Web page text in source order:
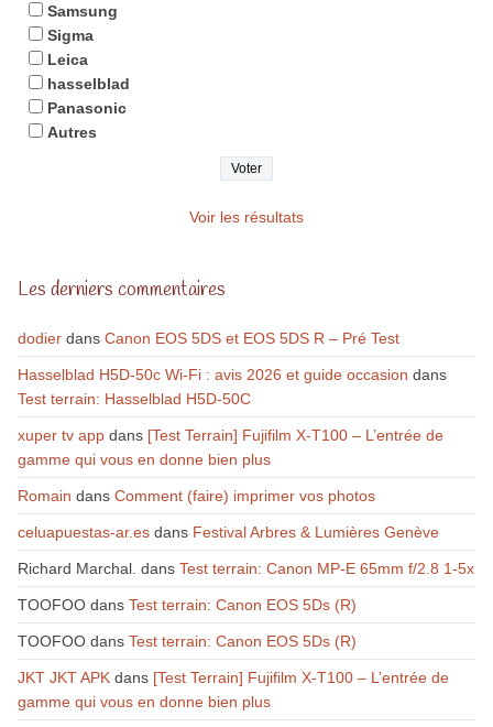
Samsung
Sigma
Leica
hasselblad
Panasonic
Autres
Voir les résultats
Les derniers commentaires
dodierdans Canon EOS 5DS et EOS 5DS R – Pré Test
Hasselblad H5D-50c Wi-Fi : avis 2026 et guide occasion dans
Test terrain: Hasselblad H5D-50C
xuper tv appdans [Test Terrain] Fujifilm X-T100 – L’entrée de
gamme qui vous en donne bien plus
Romain dans Comment (faire) imprimer vos photos
celuapuestas-ar.esdans Festival Arbres & Lumières Genève
Richard Marchal. dans Test terrain: Canon MP-E 65mm f/2.8 1-5x
TOOFOOdans Test terrain: Canon EOS 5Ds (R)
TOOFOOdans Test terrain: Canon EOS 5Ds (R)
JKT JKT APKdans [Test Terrain] Fujifilm X-T100 – L’entrée de
gamme qui vous en donne bien plus